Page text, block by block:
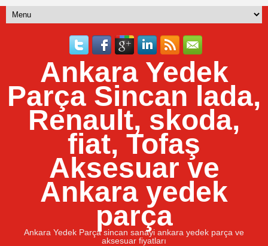
Ankara Yedek
Parça Sincan lada,
Renault, skoda,
fiat, Tofaş
Aksesuar ve
Ankara yedek
parça
Ankara Yedek Parça sincan sanayi ankara yedek parça ve
aksesuar fiyatları